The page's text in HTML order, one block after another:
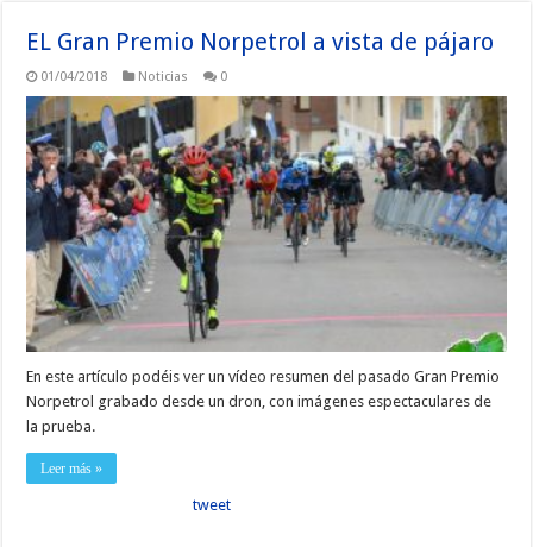
EL Gran Premio Norpetrol a vista de pájaro
01/04/2018 Noticias 0
En este artículo podéis ver un vídeo resumen del pasado Gran Premio
Norpetrol grabado desde un dron, con imágenes espectaculares de
la prueba.
Leer más »
tweet